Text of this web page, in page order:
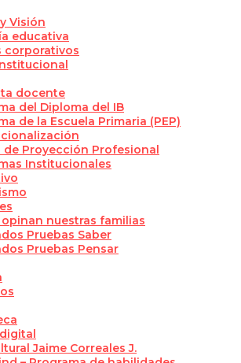
Visión
educativa
corporativos
docente
del Diploma del IB
de la Escuela Primaria (PEP)
de Proyección Profesional
Institucionales
nuestras familias
Pruebas Saber
Pruebas Pensar
Jaime Correales J.